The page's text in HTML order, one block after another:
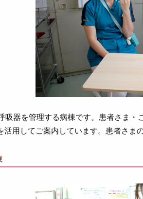
吸器を管理する病棟です。患者さま
活用してご案内しています。患者さま